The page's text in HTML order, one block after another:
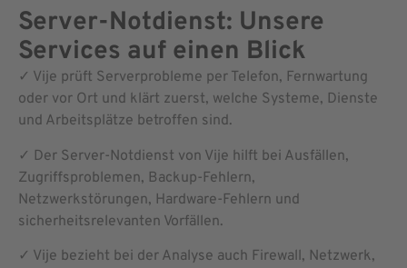
Server-Notdienst: Unsere
Services auf einen Blick
✓ Vije prüft Serverprobleme per Telefon, Fernwartung
oder vor Ort und klärt zuerst, welche Systeme, Dienste
und Arbeitsplätze betroffen sind.
✓ Der Server-Notdienst von Vije hilft bei Ausfällen,
Zugriffsproblemen, Backup-Fehlern,
Netzwerkstörungen, Hardware-Fehlern und
sicherheitsrelevanten Vorfällen.
✓ Vije bezieht bei der Analyse auch Firewall, Netzwerk,